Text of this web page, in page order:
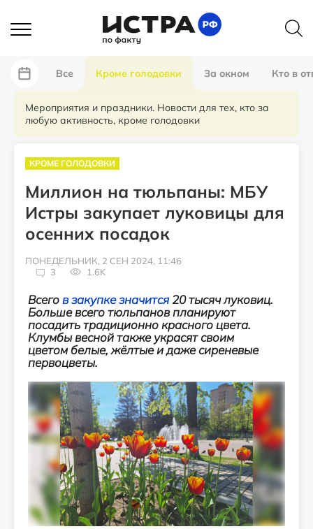
Все Кроме голодовки За окном Кто в
Мероприятия и праздники. Новости для тех, кто за
любую активность, кроме голодовки
КРОМЕ ГОЛОДОВКИ
Миллион на тюльпаны: МБУ
Истры закупает луковицы для
осенних посадок
ПОНЕДЕЛЬНИК, 2 СЕН 2024, 11:46
3
1.6K
Всего в закупке значится 20 тысяч луковиц.
Больше всего тюльпанов планируют
посадить традиционно красного цвета.
Клумбы весной также украсят своим
цветом белые, жёлтые и даже сиреневые
первоцветы.